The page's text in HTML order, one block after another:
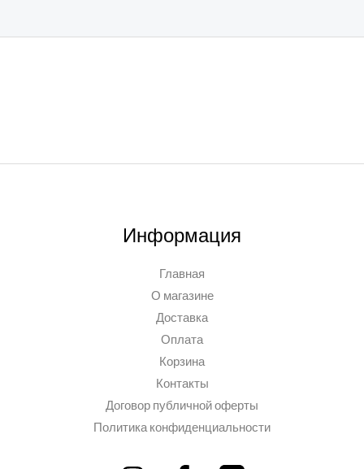
Информация
Главная
О магазине
Доставка
Оплата
Корзина
Контакты
Договор публичной оферты
Политика конфиденциальности